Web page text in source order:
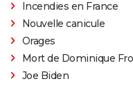
Incendies en France
Nouvelle canicule
Orages
Mort de Dominique
Joe Biden